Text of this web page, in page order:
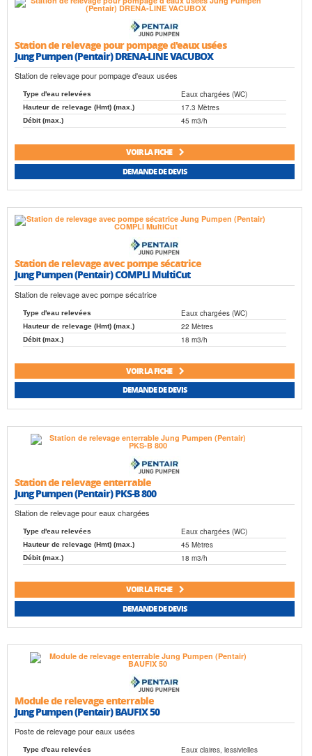
Station de relevage pour pompage d'eaux usées
Jung Pumpen (Pentair) DRENA-LINE VACUBOX
Station de relevage pour pompage d'eaux usées
Type d'eau relevées Eaux chargées (WC)
Hauteur de relevage (Hmt) (max.) 17.3 Mètres
Débit (max.) 45 m3/h
VOIR LA FICHE
DEMANDE DE DEVIS
Station de relevage avec pompe sécatrice
Jung Pumpen (Pentair) COMPLI MultiCut
Station de relevage avec pompe sécatrice
Type d'eau relevées Eaux chargées (WC)
Hauteur de relevage (Hmt) (max.) 22 Mètres
Débit (max.) 18 m3/h
VOIR LA FICHE
DEMANDE DE DEVIS
Station de relevage enterrable
Jung Pumpen (Pentair) PKS-B 800
Station de relevage pour eaux chargées
Type d'eau relevées Eaux chargées (WC)
Hauteur de relevage (Hmt) (max.) 45 Mètres
Débit (max.) 18 m3/h
VOIR LA FICHE
DEMANDE DE DEVIS
Module de relevage enterrable
Jung Pumpen (Pentair) BAUFIX 50
Poste de relevage pour eaux usées
Type d'eau relevées Eaux claires, lessivielles